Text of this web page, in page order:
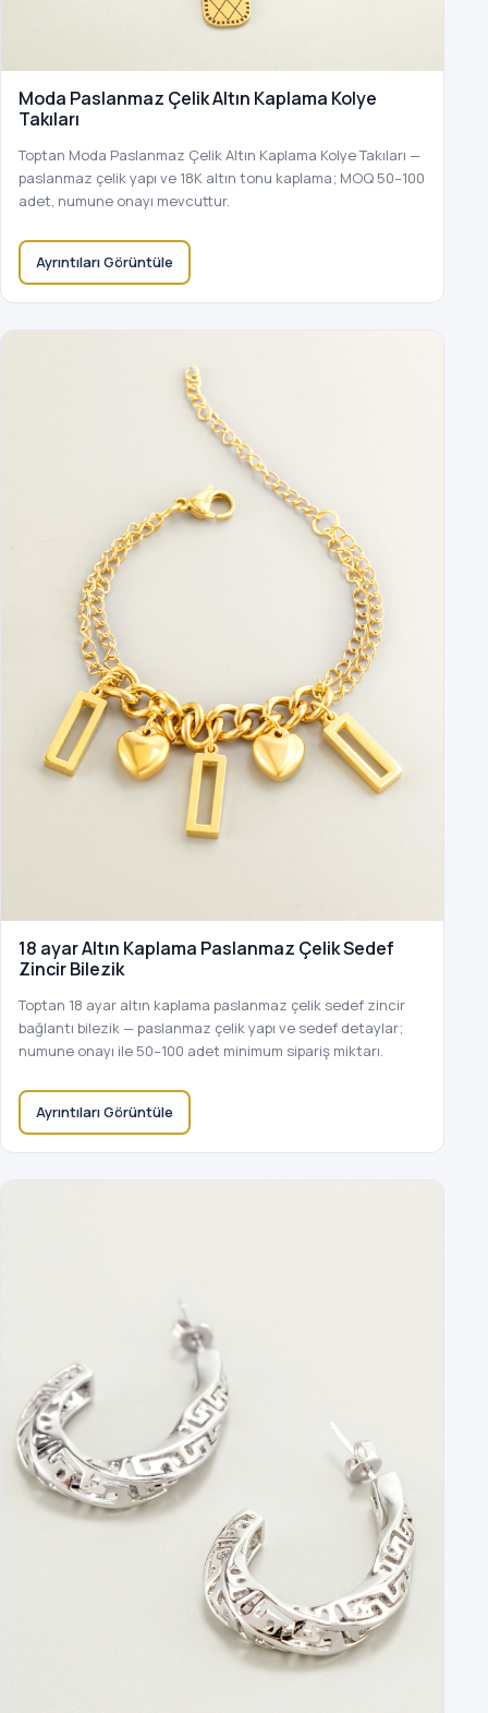
Moda Paslanmaz Çelik Altın Kaplama Kolye
Takıları
Toptan Moda Paslanmaz Çelik Altın Kaplama Kolye Takıları —
paslanmaz çelik yapı ve 18K altın tonu kaplama; MOQ 50–100
adet, numune onayı mevcuttur.
Ayrıntıları Görüntüle
18 ayar Altın Kaplama Paslanmaz Çelik Sedef
Zincir Bilezik
Toptan 18 ayar altın kaplama paslanmaz çelik sedef zincir
bağlantı bilezik — paslanmaz çelik yapı ve sedef detaylar;
numune onayı ile 50–100 adet minimum sipariş miktarı.
Ayrıntıları Görüntüle